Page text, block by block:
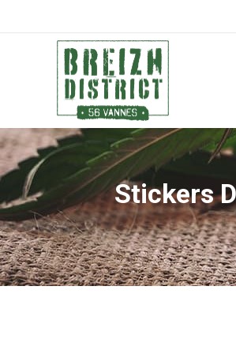
Stickers